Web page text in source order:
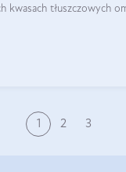
kwasach tłuszczowych
1 2 3